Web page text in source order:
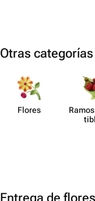
Otras categorías
Flores
Entrega de